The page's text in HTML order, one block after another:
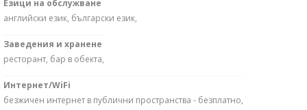
Езици на обслужване
английски език, български език,
Заведения и хранене
ресторант, бар в обекта,
Интернет/WiFi
безжичен интернет в публични пространства - безплатно,